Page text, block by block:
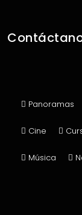
Sin Panoramas
Panoramas
Cine
Música